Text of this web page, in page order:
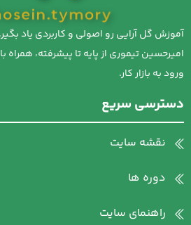
آموزش گل آرایی رو اصولی و کاربردی یاد
امیرحسین تیموری از پایه تا پیشرفته،
ورود به بازار کار.
دسترسی سریع
نقشه سایت
دوره ها
راهنمای سایت